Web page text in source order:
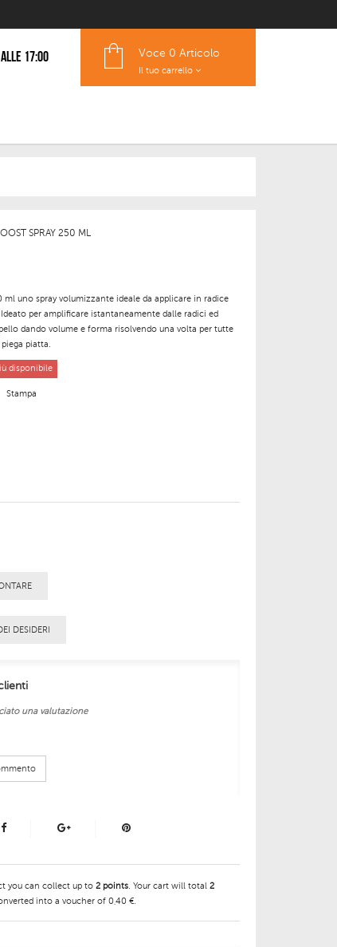
17:00 Voce 0 Articolo
Il tuo carrello
SPRAY 250 ML
uno spray volumizzante ideale da applicare in radice
per amplificare istantaneamente dalle radici ed
dando volume e forma risolvendo una volta per tutte
piatta.
disponibile
Stampa
DESIDERI
una valutazione
you can collect up to2 points. Your cart will total2
into a voucher of0,40 €.